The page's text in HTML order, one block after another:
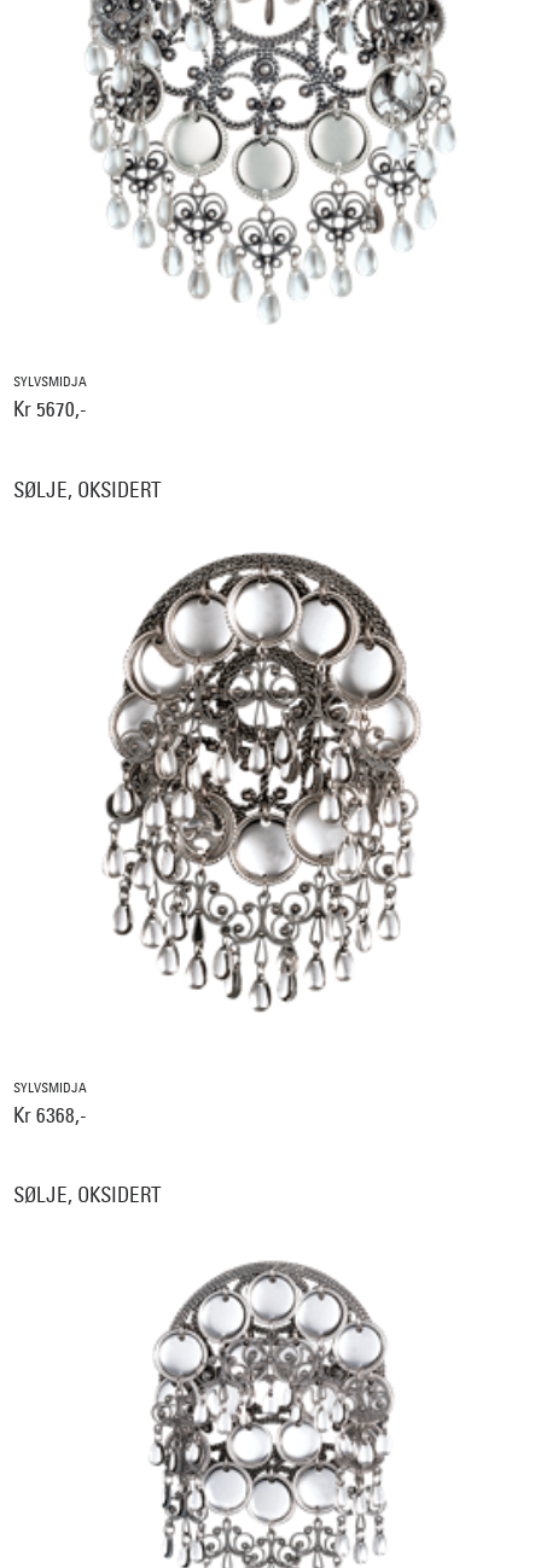
SYLVSMIDJA
Kr 5670,-
SØLJE, OKSIDERT
SYLVSMIDJA
Kr 6368,-
SØLJE, OKSIDERT